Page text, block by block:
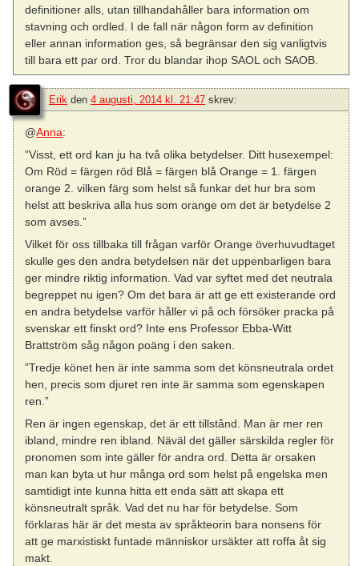
definitioner alls, utan tillhandahåller bara information om
stavning och ordled. I de fall när någon form av definition
eller annan information ges, så begränsar den sig vanligtvis
till bara ett par ord. Tror du blandar ihop SAOL och SAOB.
Erik den 4 augusti, 2014 kl. 21:47 skrev:
@Anna:
”Visst, ett ord kan ju ha två olika betydelser. Ditt husexempel:
Om Röd = färgen röd Blå = färgen blå Orange = 1. färgen
orange 2. vilken färg som helst så funkar det hur bra som
helst att beskriva alla hus som orange om det är betydelse 2
som avses.”
Vilket för oss tillbaka till frågan varför Orange överhuvudtaget
skulle ges den andra betydelsen när det uppenbarligen bara
ger mindre riktig information. Vad var syftet med det neutrala
begreppet nu igen? Om det bara är att ge ett existerande ord
en andra betydelse varför håller vi på och försöker pracka på
svenskar ett finskt ord? Inte ens Professor Ebba-Witt
Brattström såg någon poäng i den saken.
”Tredje könet hen är inte samma som det könsneutrala ordet
hen, precis som djuret ren inte är samma som egenskapen
ren.”
Ren är ingen egenskap, det är ett tillstånd. Man är mer ren
ibland, mindre ren ibland. Näväl det gäller särskilda regler för
pronomen som inte gäller för andra ord. Detta är orsaken
man kan byta ut hur många ord som helst på engelska men
samtidigt inte kunna hitta ett enda sätt att skapa ett
könsneutralt språk. Vad det nu har för betydelse. Som
förklaras här är det mesta av språkteorin bara nonsens för
att ge marxistiskt funtade människor ursäkter att roffa åt sig
makt.